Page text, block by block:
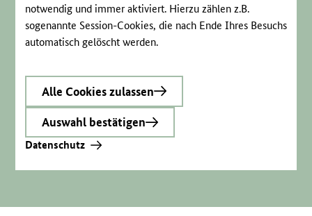
notwendig und immer aktiviert. Hierzu zählen z.B.
sogenannte Session-Cookies, die nach Ende Ihres Besuchs
automatisch gelöscht werden.
Alle Cookies zulassen
Auswahl bestätigen
Datenschutz